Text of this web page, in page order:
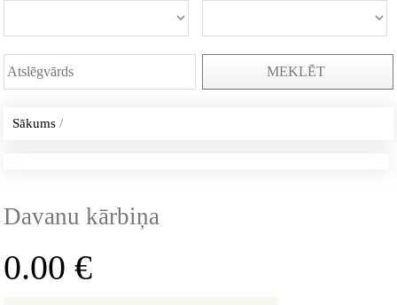
MEKLĒT
Sākums /
Davanu kārbiņa
0.00€